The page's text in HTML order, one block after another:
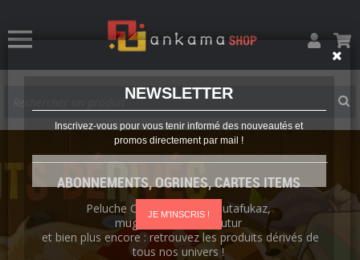
NEWSLETTER
Inscrivez-vous pour vous tenir informé des nouveautés et
promos directement par mail !
JE M'INSCRIS !
ABONNEMENTS, OGRINES, CARTES ITEMS
Peluche Chacha, T-shirt
Mutafukaz,
mug
Le Visiteur du Futur
et bien plus encore : retrouvez les produits dérivés de
tous nos univers !